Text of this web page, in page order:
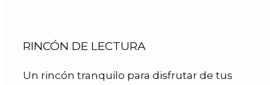
RINCÓN DE LECTURA
Un rincón tranquilo para disfrutar de tus